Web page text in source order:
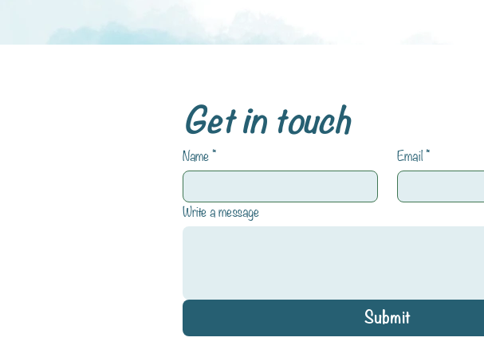
Get in touch
Name* Email*
Write a message
Submit